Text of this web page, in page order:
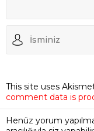
This site uses
comment data is
Henüz yorum